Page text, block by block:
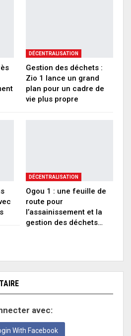
DÉCENTRALISATION
Gestion des déchets :
Zio 1 lance un grand
plan pour un cadre de
vie plus propre
DÉCENTRALISATION
Ogou 1 : une feuille de
route pour
l’assainissement et la
gestion des déchets…
avec:
With Facebook